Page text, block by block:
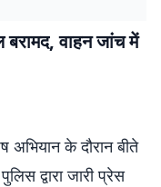
बरामद, वाहन जांच में
अभियान के दौरान बीते
द्वारा जारी प्रेस